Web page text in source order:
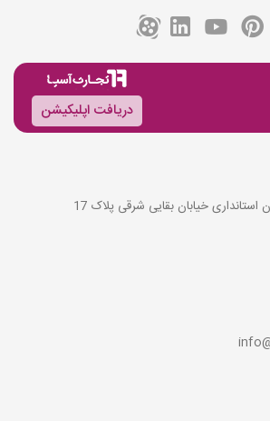
دریافت اپلیکیشن
خیابان بقایی شرقی پلاک 17